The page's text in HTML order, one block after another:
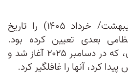
موساد مه ۲۰۲۶ (اردیبهشت/ خرداد ۱۴۰۵) را تاریخ
بعدی تعیین کرده بود.
اعتراض‌های بازار تهران، که در دسامبر ۲۰۲۵ آغاز شد و
کرد، آنها را غافلگیر کرد.